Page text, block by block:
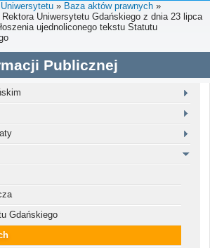
» Baza aktów prawnych »
Uniwersytetu Gdańskiego z dnia 23 lipca
ujednoliconego tekstu Statutu
Publicznej
Gdańskiego